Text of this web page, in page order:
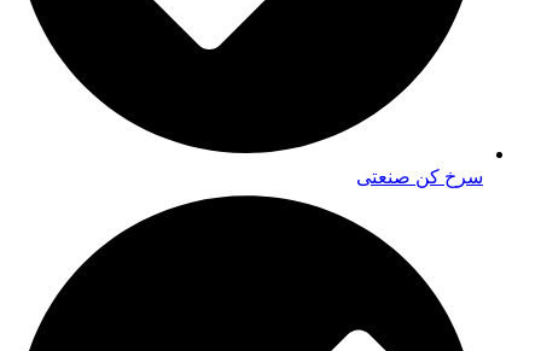
سرخ کن صنعتی